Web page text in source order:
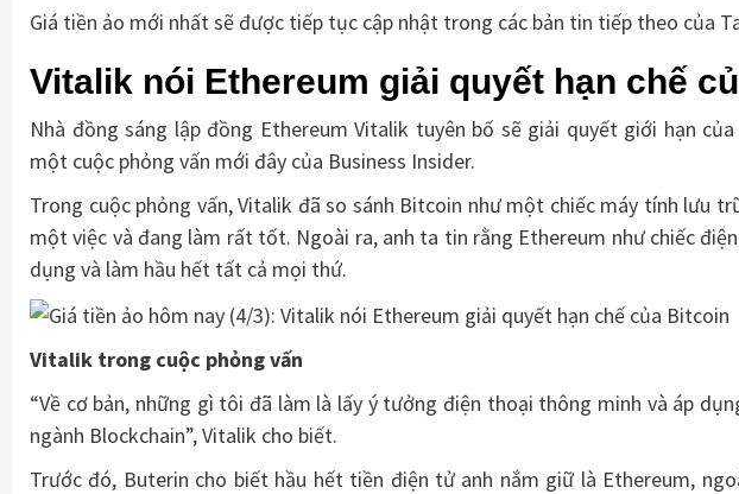
Giá tiền ảo mới nhất sẽ được tiếp tục cập nhật trong các bản tin tiếp theo của
Vitalik nói Ethereum giải quyết hạn chế
Nhà đồng sáng lập đồng Ethereum Vitalik tuyên bố sẽ giải quyết giới hạn
một cuộc phỏng vấn mới đây của Business Insider.
Trong cuộc phỏng vấn, Vitalik đã so sánh Bitcoin như một chiếc máy tính lưu
một việc và đang làm rất tốt. Ngoài ra, anh ta tin rằng Ethereum như chiếc
dụng và làm hầu hết tất cả mọi thứ.
Vitalik trong cuộc phỏng vấn
“Về cơ bản, những gì tôi đã làm là lấy ý tưởng điện thoại thông minh và áp
ngành Blockchain”, Vitalik cho biết.
Trước đó, Buterin cho biết hầu hết tiền điện tử anh nắm giữ là Ethereum,